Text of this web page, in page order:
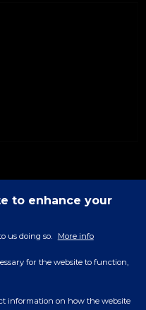
to enhance your
us doing so. More info
for the website to function,
information on how the website